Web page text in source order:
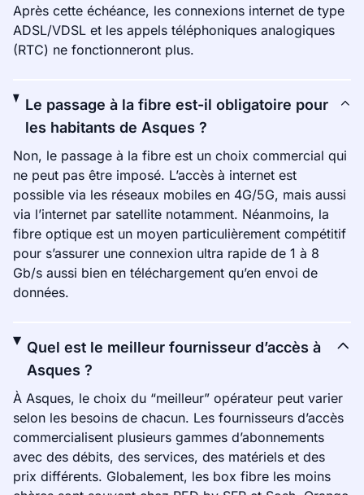
Après cette échéance, les connexions internet de type
ADSL/VDSL et les appels téléphoniques analogiques
(RTC) ne fonctionneront plus.
Le passage à la fibre est-il obligatoire pour
les habitants de Asques ?
Non, le passage à la fibre est un choix commercial qui
ne peut pas être imposé. L’accès à internet est
possible via les réseaux mobiles en 4G/5G, mais aussi
via l’internet par satellite notamment. Néanmoins, la
fibre optique est un moyen particulièrement compétitif
pour s’assurer une connexion ultra rapide de 1 à 8
Gb/s aussi bien en téléchargement qu’en envoi de
données.
Quel est le meilleur fournisseur d’accès à
Asques ?
À Asques, le choix du “meilleur” opérateur peut varier
selon les besoins de chacun. Les fournisseurs d’accès
commercialisent plusieurs gammes d’abonnements
avec des débits, des services, des matériels et des
prix différents. Globalement, les box fibre les moins